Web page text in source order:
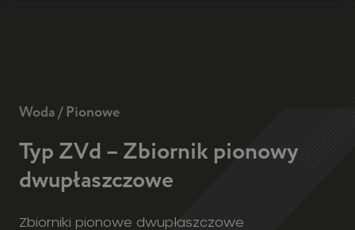
Woda / Pionowe
Typ ZVd – Zbiornik pionowy
dwupłaszczowe
Zbiorniki pionowe dwupłaszczowe